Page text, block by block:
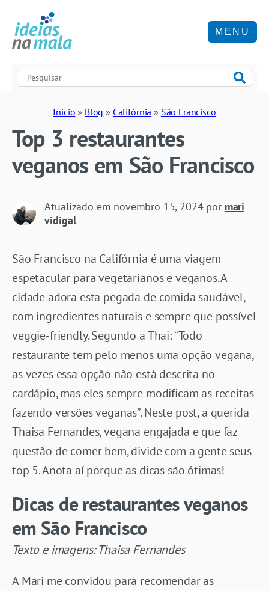
MENU
Início » Blog » Califórnia » São Francisco
Top 3 restaurantes
veganos em São Francisco
Atualizado em novembro 15, 2024por mari
vidigal
São Francisco na Califórnia é uma viagem
espetacular para vegetarianos e veganos. A
cidade adora esta pegada de comida saudável,
com ingredientes naturais e sempre que possível
veggie-friendly. Segundo a Thai: “Todo
restaurante tem pelo menos uma opção vegana,
as vezes essa opção não está descrita no
cardápio, mas eles sempre modificam as receitas
fazendo versões veganas”. Neste post, a querida
Thaisa Fernandes, vegana engajada e que faz
questão de comer bem, divide com a gente seus
top 5. Anota aí porque as dicas são ótimas!
Dicas de restaurantes veganos
em São Francisco
Texto e imagens: Thaisa Fernandes
A Mari me convidou para recomendar as